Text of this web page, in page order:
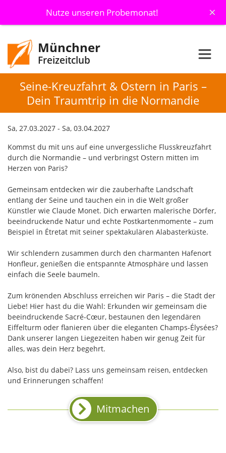
Nutze unseren Probemonat! ×
Münchner
Freizeitclub
Seine-Kreuzfahrt & Ostern in Paris –
Dein Traumtrip in die Normandie
Sa, 27.03.2027 - Sa, 03.04.2027
Kommst du mit uns auf eine unvergessliche Flusskreuzfahrt
durch die Normandie – und verbringst Ostern mitten im
Herzen von Paris?
Gemeinsam entdecken wir die zauberhafte Landschaft
entlang der Seine und tauchen ein in die Welt großer
Künstler wie Claude Monet. Dich erwarten malerische Dörfer,
beeindruckende Natur und echte Postkartenmomente – zum
Beispiel in Étretat mit seiner spektakulären Alabasterküste.
Wir schlendern zusammen durch den charmanten Hafenort
Honfleur, genießen die entspannte Atmosphäre und lassen
einfach die Seele baumeln.
Zum krönenden Abschluss erreichen wir Paris – die Stadt der
Liebe! Hier hast du die Wahl: Erkunden wir gemeinsam die
beeindruckende Sacré-Cœur, bestaunen den legendären
Eiffelturm oder flanieren über die eleganten Champs-Élysées?
Dank unserer langen Liegezeiten haben wir genug Zeit für
alles, was dein Herz begehrt.
Also, bist du dabei? Lass uns gemeinsam reisen, entdecken
und Erinnerungen schaffen!
Mitmachen